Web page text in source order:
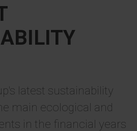
latest sustainability
main ecological and
in the financial years